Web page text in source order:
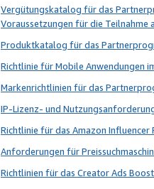
Vergütungskatalog für das
Voraussetzungen für die Teilnahme
Produktkatalog für das
Richtlinie für Mobile Anwendungen
Markenrichtlinien für das
IP-Lizenz- und
Richtlinie für das Amazon
Anforderungen für
Richtlinien für das Creator Ads